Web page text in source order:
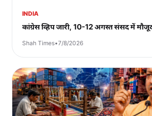
INDIA
कांग्रेस व्हिप जारी, 10-12 अगस्त संसद में
Shah Times•7/8/2026